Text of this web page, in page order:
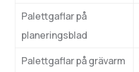
Palettgaflar på
planeringsblad
Palettgaflar på grävarm